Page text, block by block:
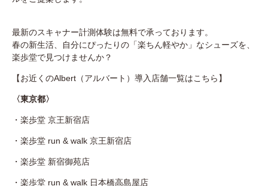
最新のスキャナー計測体験は無料で承っております。
春の新生活、自分にぴったりの「楽ちん軽やか」なシューズを、
楽歩堂で見つけませんか？
【お近くのAlbert（アルバート）導入店舗一覧はこちら】
〈東京都〉
・ 楽歩堂 京王新宿店
・ 楽歩堂 run & walk 京王新宿店
・ 楽歩堂 新宿御苑店
・ 楽歩堂 run & walk 日本橋高島屋店